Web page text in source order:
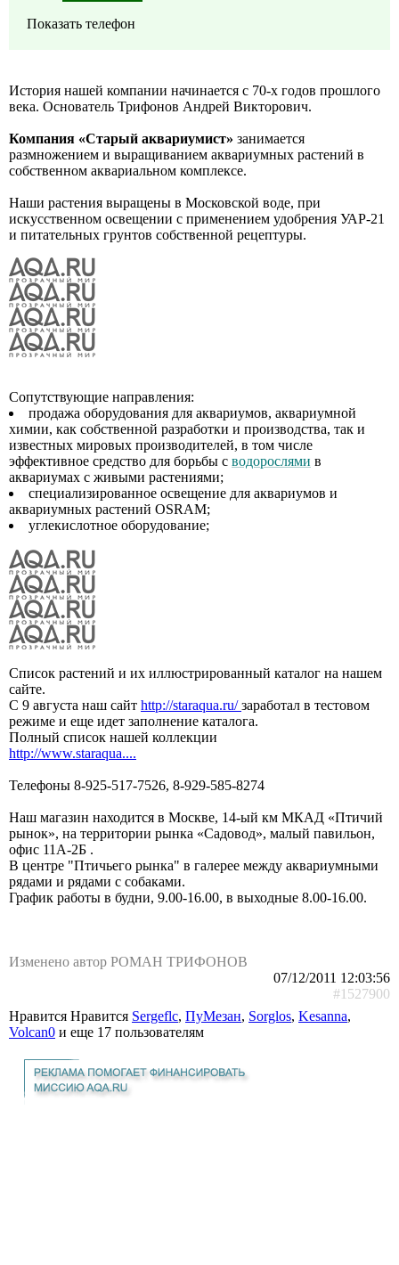
Показать телефон
История нашей компании начинается с 70-х годов прошлого
века. Основатель Трифонов Андрей Викторович.
Компания «Старый аквариумист» занимается
размножением и выращиванием аквариумных растений в
собственном аквариальном комплексе.
Наши растения выращены в Московской воде, при
искусственном освещении с применением удобрения УАР-21
и питательных грунтов собственной рецептуры.
Сопутствующие направления:
продажа оборудования для аквариумов, аквариумной
химии, как собственной разработки и производства, так и
известных мировых производителей, в том числе
эффективное средство для борьбы с водорослями в
аквариумах с живыми растениями;
специализированное освещение для аквариумов и
аквариумных растений OSRAM;
углекислотное оборудование;
Список растений и их иллюстрированный каталог на нашем
сайте.
С 9 августа наш сайт http://staraqua.ru/заработал в тестовом
режиме и еще идет заполнение каталога.
Полный список нашей коллекции
http://www.staraqua....
Телефоны 8-925-517-7526, 8-929-585-8274
Наш магазин находится в Москве, 14-ый км МКАД «Птичий
рынок», на территории рынка «Садовод», малый павильон,
офис 11А-2Б .
В центре "Птичьего рынка" в галерее между аквариумными
рядами и рядами с собаками.
График работы в будни, 9.00-16.00, в выходные 8.00-16.00.
Изменено автор РОМАН ТРИФОНОВ
07/12/2011 12:03:56
#1527900
Нравится Нравится Sergeflc, ПуМезан, Sorglos, Kesanna,
Volcan0 и еще 17 пользователям